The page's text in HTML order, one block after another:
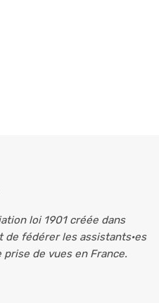
loi 1901 créée dans
de fédérer les assistants·es
de vues en France.